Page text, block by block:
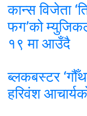
कान्स विजेता
फग’को
१९ मा आउँदै
ब्लकबस्टर
हरिवंश